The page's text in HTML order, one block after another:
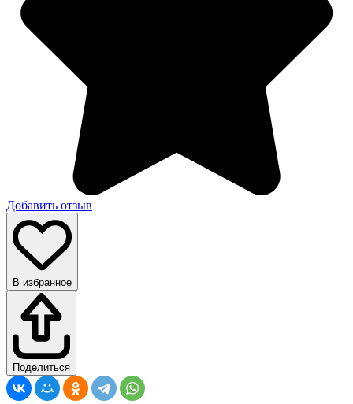
Добавить отзыв
В избранное
Поделиться